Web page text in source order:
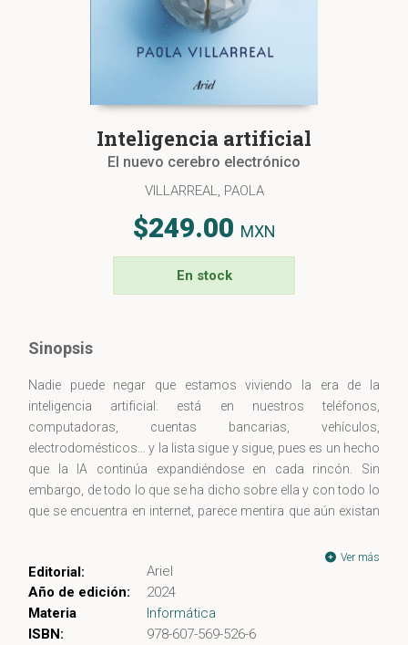
Inteligencia artificial
El nuevo cerebro electrónico
VILLARREAL, PAOLA
$249.00 MXN
En stock
Sinopsis
Nadie puede negar que estamos viviendo la era de la
inteligencia artificial: está en nuestros teléfonos,
computadoras, cuentas bancarias, vehículos,
electrodomésticos… y la lista sigue y sigue, pues es un hecho
que la IA continúa expandiéndose en cada rincón. Sin
embargo, de todo lo que se ha dicho sobre ella y con todo lo
que se encuentra en internet, parece mentira que aún existan
Paola Villarreal, una de las cien mujeres más influyentes del
mundo según la BBC y creadora de «Data for Justice», explica
en esta obra todo lo que necesitas saber sobre la IA: qué es,
cómo llegó al mundo, a dónde va, cuánto nos beneficiamos
Ver más
Editorial:
Ariel
Año de edición:
2024
Materia
Informática
ISBN:
978-607-569-526-6